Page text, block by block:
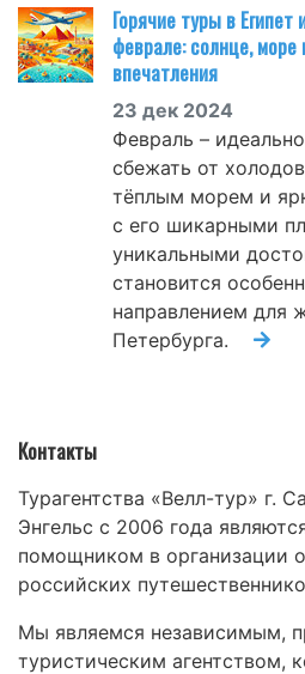
Горячие туры в Египет
феврале: солнце,
впечатления
23 дек 2024
Февраль –
сбежать от
тёплым морем и
с его шикарными
уникальными
становится
направлением для
Петербурга.
Контакты
Турагентства «Велл-тур» г.
Энгельс с 2006 года
помощником в организации
российских
Мы являемся независимым,
туристическим агентством,